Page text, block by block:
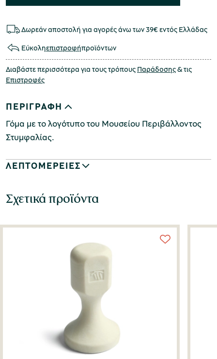
Δωρεάν αποστολή για αγορές άνω των 39€ εντός Ελλάδας
Εύκοληεπιστροφήπροϊόντων
Διαβάστε περισσότερα για τους τρόπους Παράδοσης& τις
Επιστροφές
ΠΕΡΙΓΡΑΦΗ
Γόμα με το λογότυπο του Μουσείου Περιβάλλοντος
Στυμφαλίας.
ΛΕΠΤΟΜΕΡΕΙΕΣ
Σχετικά προϊόντα